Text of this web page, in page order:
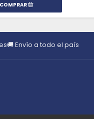
🚚 Envío a todo el país